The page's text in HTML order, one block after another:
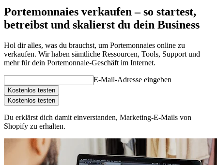
Portemonnaies verkaufen – so startest,
betreibst und skalierst du dein Business
Hol dir alles, was du brauchst, um Portemonnaies online zu
verkaufen. Wir haben sämtliche Ressourcen, Tools, Support und
mehr für dein Portemonnaie-Geschäft im Internet.
E-Mail-Adresse eingeben
Kostenlos testen
Kostenlos testen
Du erklärst dich damit einverstanden, Marketing-E-Mails von
Shopify zu erhalten.